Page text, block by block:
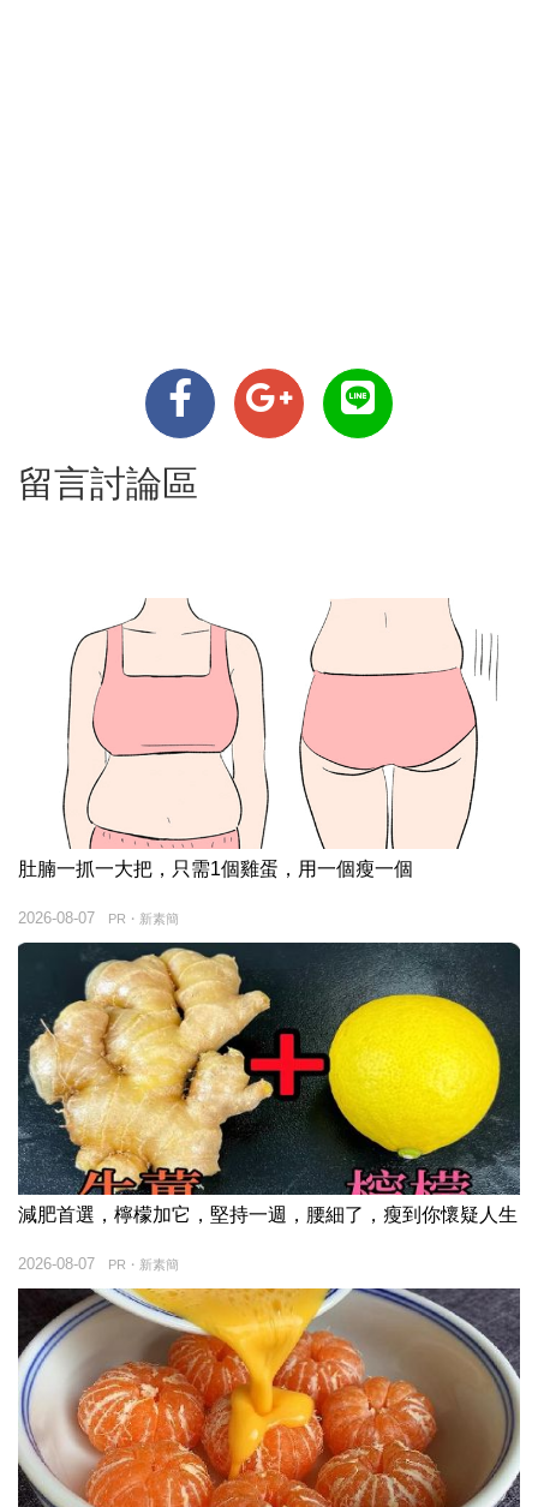
留言討論區
肚腩一抓一大把，只需1個雞蛋，用一個瘦一個
PR・新素簡
2026-08-07
減肥首選，檸檬加它，堅持一週，腰細了，瘦到你懷疑人生
PR・新素簡
2026-08-07